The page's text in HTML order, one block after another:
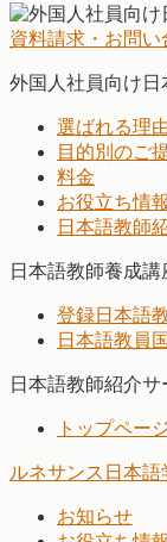
資料請求・お問い
外国人社員向け日
選ばれる理
目的別のご
料金
お役立ち情報
日本語教師
日本語教師養成講
登録日本語
日本語教員
日本語教師紹介サ
トップペー
ルネサンス日本語
お知らせ